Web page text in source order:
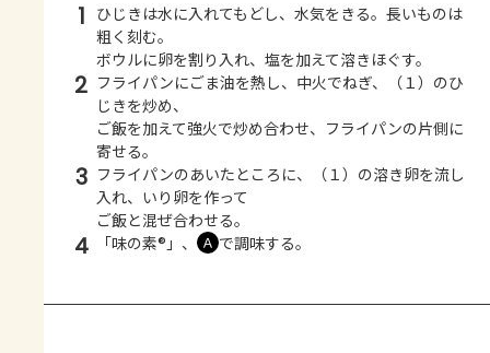
1 ひじきは水に入れてもどし、水気をきる。長いものは
粗く刻む。
ボウルに卵を割り入れ、塩を加えて溶きほぐす。
2 フライパンにごま油を熱し、中火でねぎ、（１）のひ
じきを炒め、
ご飯を加えて強火で炒め合わせ、フライパンの片側に
寄せる。
3 フライパンのあいたところに、（１）の溶き卵を流し
入れ、いり卵を作って
ご飯と混ぜ合わせる。
4 「味の素®」、 Ａ で調味する。